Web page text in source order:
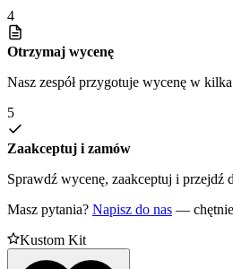
4
Otrzymaj wycenę
Nasz zespół przygotuje wycenę w
5
Zaakceptuj i zamów
Sprawdź wycenę, zaakceptuj i przejdź
Masz pytania? Napisz do nas —
Kustom Kit